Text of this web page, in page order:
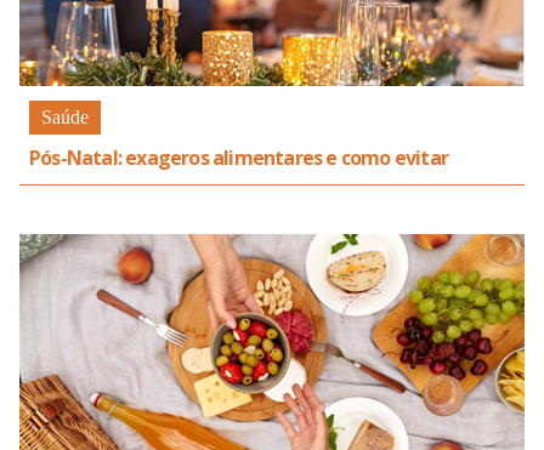
Saúde
Pós-Natal: exageros alimentares e como evitar